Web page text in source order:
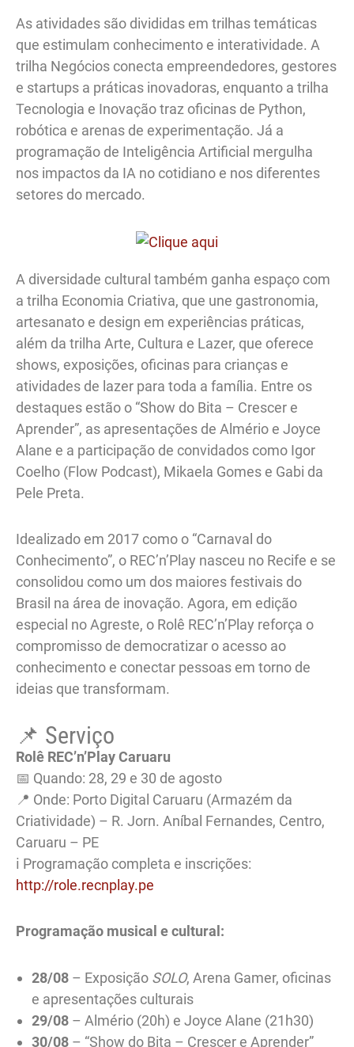
As atividades são divididas em trilhas temáticas
que estimulam conhecimento e interatividade. A
trilha Negócios conecta empreendedores, gestores
e startups a práticas inovadoras, enquanto a trilha
Tecnologia e Inovação traz oficinas de Python,
robótica e arenas de experimentação. Já a
programação de Inteligência Artificial mergulha
nos impactos da IA no cotidiano e nos diferentes
setores do mercado.
A diversidade cultural também ganha espaço com
a trilha Economia Criativa, que une gastronomia,
artesanato e design em experiências práticas,
além da trilha Arte, Cultura e Lazer, que oferece
shows, exposições, oficinas para crianças e
atividades de lazer para toda a família. Entre os
destaques estão o “Show do Bita – Crescer e
Aprender”, as apresentações de Almério e Joyce
Alane e a participação de convidados como Igor
Coelho (Flow Podcast), Mikaela Gomes e Gabi da
Pele Preta.
Idealizado em 2017 como o “Carnaval do
Conhecimento”, o REC’n’Play nasceu no Recife e se
consolidou como um dos maiores festivais do
Brasil na área de inovação. Agora, em edição
especial no Agreste, o Rolê REC’n’Play reforça o
compromisso de democratizar o acesso ao
conhecimento e conectar pessoas em torno de
ideias que transformam.
📌 Serviço
Rolê REC’n’Play Caruaru
📅 Quando: 28, 29 e 30 de agosto
📍 Onde: Porto Digital Caruaru (Armazém da
Criatividade) – R. Jorn. Aníbal Fernandes, Centro,
Caruaru – PE
ℹ️ Programação completa e inscrições:
http://role.recnplay.pe
Programação musical e cultural:
28/08 – Exposição SOLO, Arena Gamer, oficinas
e apresentações culturais
29/08 – Almério (20h) e Joyce Alane (21h30)
30/08 – “Show do Bita – Crescer e Aprender”